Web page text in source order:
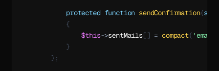
protected function sendConfirmation(
{
$this->sentMails[ ] = compact( 'email'
}
} ;